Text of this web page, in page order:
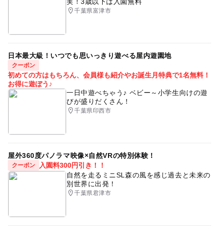
千葉県富津市
日本最大級！いつでも思いっきり遊べる屋内遊園地
クーポン
初めての方はもちろん、会員様も紹介やお誕生月特典で1名無料！
お得に遊ぼう♪
一日中遊べちゃう♪ ベビー～小学生向けの遊
びが盛りだくさん！
千葉県印西市
屋外360度パノラマ映像×自然VRの特別体験！
クーポン
入園料300円引き！！
自然を走るミニSL森の風を感じ過去と未来の
別世界に出発！
千葉県君津市